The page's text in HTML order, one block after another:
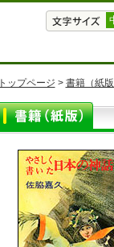
トップページ > 書籍（紙版